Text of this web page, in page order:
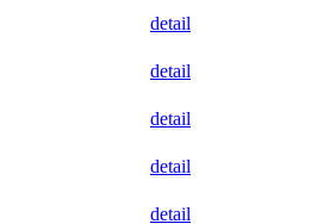
detail
detail
detail
detail
detail